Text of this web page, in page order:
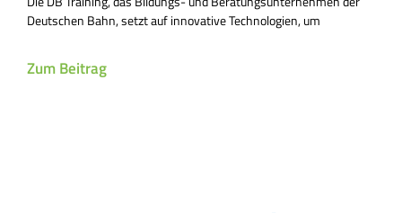
Deutschen Bahn, setzt auf innovative Technologien, um
Zum Beitrag